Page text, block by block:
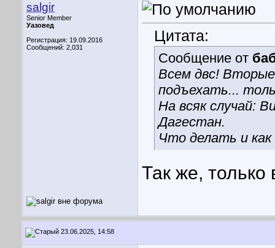
salgir
Senior Member
Уазовед
Регистрация: 19.09.2016
Сообщений: 2,031
Цитата:
Сообщение от
Всем двс! Вторые
подъехать...
На всяк случай:
Дагестан.
Что делать и
Так же, только
23.06.2025, 14:58